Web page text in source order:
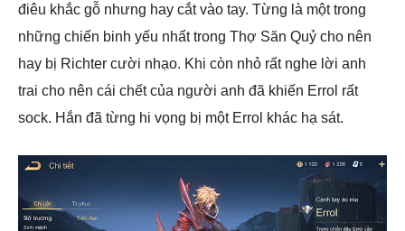
điêu khắc gỗ nhưng hay cắt vào tay. Từng là một trong
những chiến binh yếu nhất trong Thợ Săn Quỷ cho nên
hay bị Richter cười nhạo. Khi còn nhỏ rất nghe lời anh
trai cho nên cái chết của người anh đã khiến Errol rất
sock. Hắn đã từng hi vọng bị một Errol khác hạ sát.